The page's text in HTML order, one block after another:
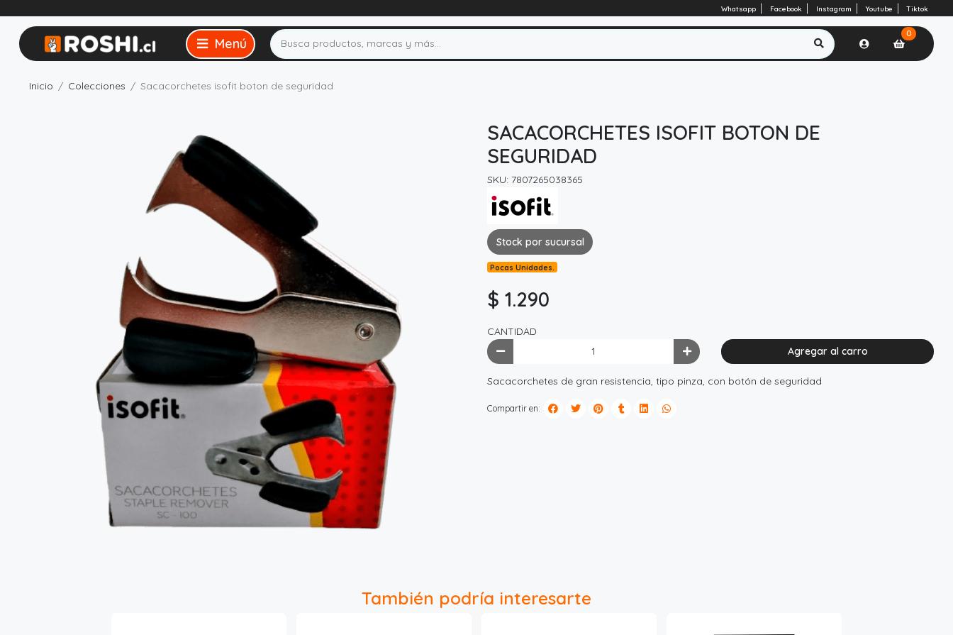
Whatsapp Facebook Instagram Youtube Tiktok
0
Inicio Colecciones Sacacorchetes isofit boton de seguridad
SACACORCHETES ISOFIT BOTON DE
SEGURIDAD
SKU: 7807265038365
Stock por sucursal
Pocas Unidades.
$ 1.290
CANTIDAD
Agregar al carro
Sacacorchetes de gran resistencia, tipo pinza, con botón de seguridad
Compartir en:
También podría interesarte